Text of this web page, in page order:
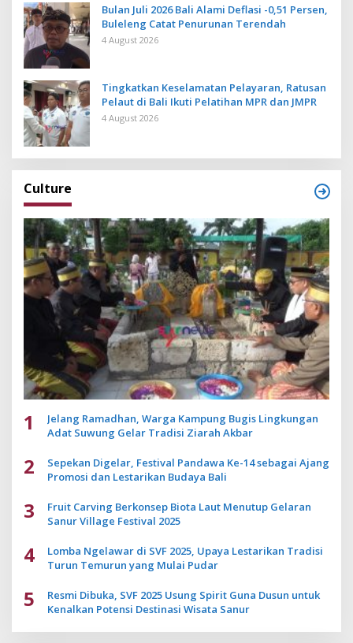
Bulan Juli 2026 Bali Alami Deflasi -0,51 Persen,
Buleleng Catat Penurunan Terendah
4 August 2026
Tingkatkan Keselamatan Pelayaran, Ratusan
Pelaut di Bali Ikuti Pelatihan MPR dan JMPR
4 August 2026
Culture
1
Jelang Ramadhan, Warga Kampung Bugis Lingkungan
Adat Suwung Gelar Tradisi Ziarah Akbar
2
Sepekan Digelar, Festival Pandawa Ke-14 sebagai Ajang
Promosi dan Lestarikan Budaya Bali
3
Fruit Carving Berkonsep Biota Laut Menutup Gelaran
Sanur Village Festival 2025
4
Lomba Ngelawar di SVF 2025, Upaya Lestarikan Tradisi
Turun Temurun yang Mulai Pudar
5
Resmi Dibuka, SVF 2025 Usung Spirit Guna Dusun untuk
Kenalkan Potensi Destinasi Wisata Sanur